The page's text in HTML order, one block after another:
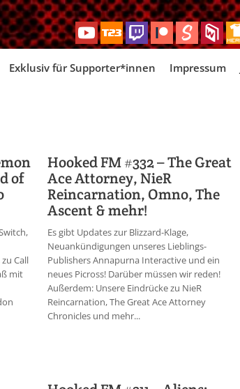
Exklusiv für Supporter*innen Impressum
of
Call
mit
Hooked FM #332 – The Great
Ace Attorney, NieR
Reincarnation, Omno, The
Ascent & mehr!
Es gibt Updates zur Blizzard-Klage,
Neuankündigungen unseres Lieblings-
Publishers Annapurna Interactive und ein
neues Picross! Darüber müssen wir reden!
Außerdem: Unsere Eindrücke zu NieR
Reincarnation, The Great Ace Attorney
Chronicles und mehr...